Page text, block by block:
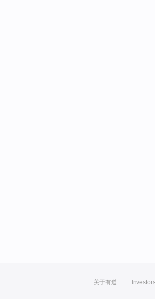
关于有道 Investors